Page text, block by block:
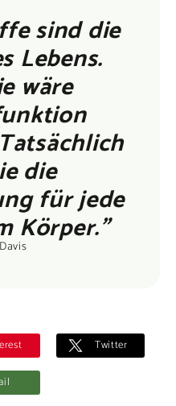
sind die
Lebens.
wäre
die
für jede
Körper."
Twitter